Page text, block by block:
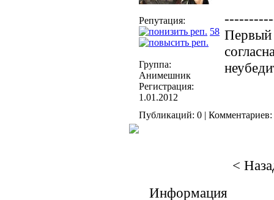
Репутация:
58
Группа:
Анимешник
Регистрация:
1.01.2012
Первый
Публикаций: 0 | Комментариев:
<
Информация